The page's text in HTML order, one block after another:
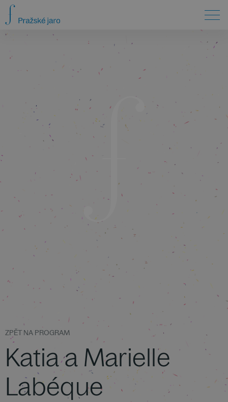
ZPĚT NA PROGRAM
Katia a Marielle
Labéque